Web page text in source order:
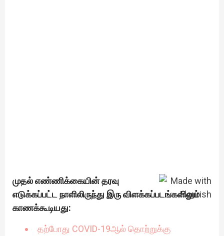
முதல் எண்ணிக்கையின் தரவு
எடுக்கப்பட்ட நாளிலிருந்து இரு விளக்கப்படங்களிலும்
காணக்கூடியது:
தற்போது COVID-19ஆல் தொற்றுக்கு